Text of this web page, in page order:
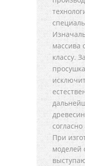
массива
классу.
При
моделей